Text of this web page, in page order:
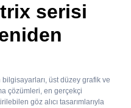
serisi
üst düzey grafik ve
çözümleri, en gerçekçi
göz alıcı tasarımlarıyla